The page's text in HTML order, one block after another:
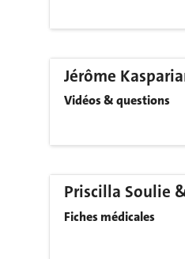
Jérôme
Vidéos & questions
Fiches médicales